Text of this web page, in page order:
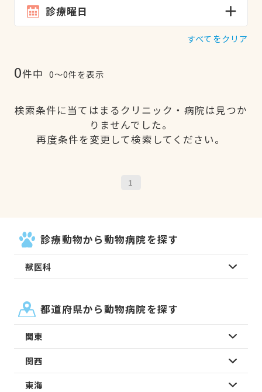
診療曜日
すべてをクリア
0件中 0〜0件を表示
検索条件に当てはまるクリニック・病院は見つか
りませんでした。
再度条件を変更して検索してください。
1
診療動物から動物病院を探す
獣医科
都道府県から動物病院を探す
関東
関西
東海